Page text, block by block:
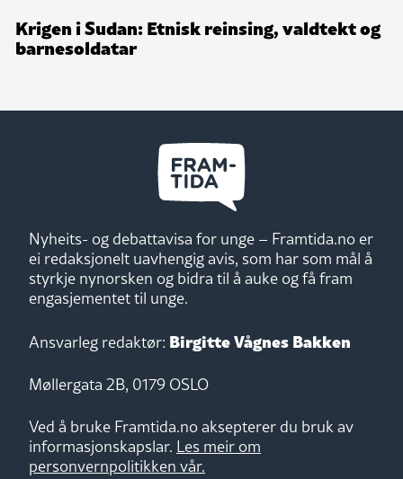
Krigen i Sudan: Etnisk reinsing, valdtekt og
barnesoldatar
Nyheits- og debattavisa for unge – Framtida.no er
ei redaksjonelt uavhengig avis, som har som mål å
styrkje nynorsken og bidra til å auke og få fram
engasjementet til unge.
Ansvarleg redaktør: Birgitte Vågnes Bakken
Møllergata 2B, 0179 OSLO
Ved å bruke Framtida.no aksepterer du bruk av
informasjonskapslar. Les meir om
personvernpolitikken vår.